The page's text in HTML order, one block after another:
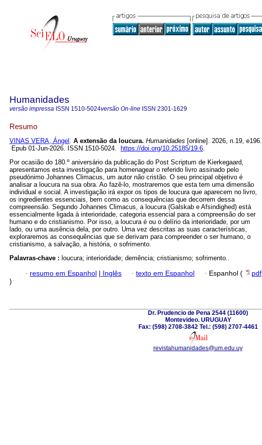
Humanidades
versão impressa ISSN 1510-5024versão On-line ISSN 2301-1629
Resumo
VINAS VERA, Ángel . A extensão da loucura. Humanidades [online]. 2026, n.19, e196.
Epub 01-Jun-2026. ISSN 1510-5024.
https://doi.org/10.25185/19.6.
Por ocasião do 180.º aniversário da publicação do Post Scriptum de Kierkegaard,
apresentamos esta investigação para homenagear o referido livro assinado pelo
pseudónimo Johannes Climacus, um autor não cristão. O seu principal objetivo é
analisar a loucura na sua obra. Ao fazê-lo, mostraremos que esta tem uma dimensão
individual e social. A investigação irá expor os tipos de loucura que aparecem no livro,
os ingredientes essenciais, bem como as consequências que decorrem dessa
compreensão. Segundo Johannes Climacus, a loucura (Galskab e Afsindighed) está
essencialmente ligada à interioridade, categoria essencial para a compreensão do ser
humano e do cristianismo. Por isso, a loucura é ou o delírio da interioridade, por um
lado, ou uma ausência dela, por outro. Uma vez descritas as suas características,
exploraremos as consequências que se derivam para compreender o ser humano, o
cristianismo, a salvação, a história, o sofrimento.
Palavras-chave : loucura; interioridade; demência; cristianismo; sofrimento..
· resumo em Espanhol | Inglês · texto em Espanhol · Espanhol (
pdf
)
Dr. Prudencio de Pena 2544 (11600)
Montevideo. URUGUAY
Fax: (598) 2708-3842 Tel.: (598) 2707-4461
revistahumanidades@um.edu.uy